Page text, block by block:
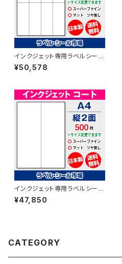
インクジェット専用ラベルシール
マットコートA4-縦8面 500枚
スーパーファイン T4Y2iA
¥50,578
インクジェット専用ラベルシール
マットコートA4-縦2面 500枚
スーパーファイン T2Y1iA
¥47,850
CATEGORY